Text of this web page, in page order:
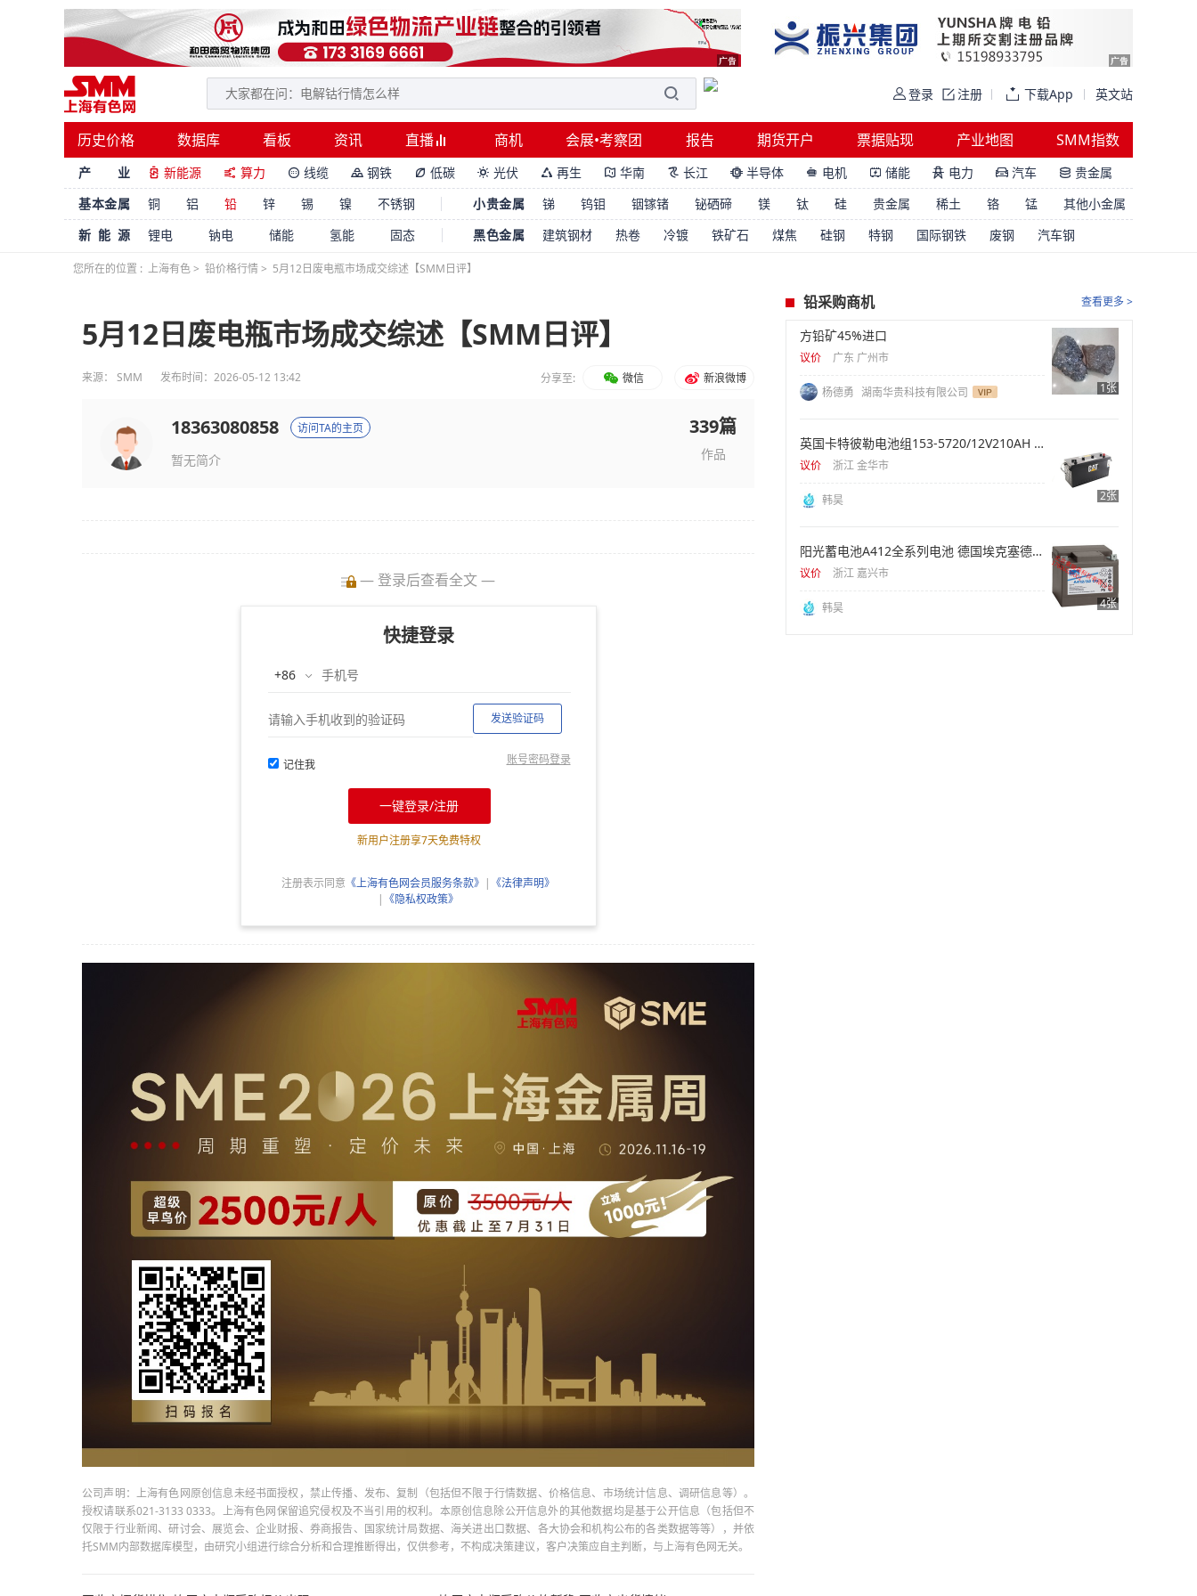
登录 注册 下载App 英文站
历史价格 数据库 看板 资讯 直播 商机 会展•考察团 报告 期货开户 票据贴现 产业地图 SMM指数
产 业  新能源  算力  线缆  钢铁  低碳  光伏  再生  华南  长江  半导体  电机  储能  电力  汽车  贵金属
基本金属
铜 铝 铅 锌 锡 镍 不锈钢 小贵金属 锑 钨钼 铟镓锗 铋硒碲 镁 钛 硅 贵金属 稀土 铬 锰
其他小金属
新能源
锂电 钠电 储能 氢能 固态 黑色金属 建筑钢材 热卷 冷镀 铁矿石 煤焦 硅钢 特钢 国际钢铁 废钢 汽车钢
您所在的位置 : 上海有色> 铅价格行情> 5月12日废电瓶市场成交综述【SMM日评】
5月12日废电瓶市场成交综述【SMM日评】
来源： SMM 发布时间：2026-05-12 13:42 分享至: 微信 新浪微博
18363080858 访问TA的主页
暂无简介
339篇
作品
— 登录后查看全文 —
快捷登录
发送验证码
记住我 账号密码登录
一键登录/注册
新用户注册享7天免费特权
注册表示同意 《上海有色网会员服务条款》 | 《法律声明》
| 《隐私权政策》
公司声明：上海有色网原创信息未经书面授权，禁止传播、发布、复制（包括但不限于行情数据、价格信息、市场统计信息、调研信息等）。
授权请联系021-3133 0333。上海有色网保留追究侵权及不当引用的权利。本原创信息除公开信息外的其他数据均是基于公开信息（包括但不
仅限于行业新闻、研讨会、展览会、企业财报、券商报告、国家统计局数据、海关进出口数据、各大协会和机构公布的各类数据等等），并依
托SMM内部数据库模型，由研究小组进行综合分析和合理推断得出，仅供参考，不构成决策建议，客户决策应自主判断，与上海有色网无关。
铅采购商机 查看更多 >
方铅矿45%进口
议价 广东 广州市
杨德勇 湖南华贵科技有限公司 1张
英国卡特彼勒电池组153-5720/12V210AH 1400CCA 汽车电池组
议价 浙江 金华市
韩昊 2张
阳光蓄电池A412全系列电池 德国埃克塞德旗下品牌电池
议价 浙江 嘉兴市
韩昊 4张